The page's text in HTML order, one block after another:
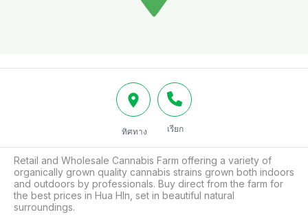
ทิศทาง เรียก
Retail and Wholesale Cannabis Farm offering a variety of
organically grown quality cannabis strains grown both indoors
and outdoors by professionals. Buy direct from the farm for
the best prices in Hua HIn, set in beautiful natural
surroundings.